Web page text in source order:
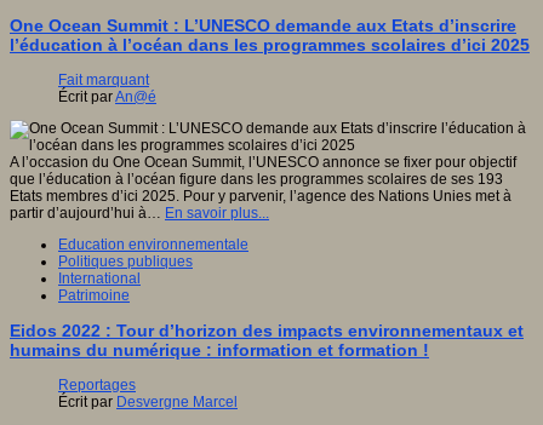
One Ocean Summit : L’UNESCO demande aux Etats d’inscrire
l’éducation à l’océan dans les programmes scolaires d’ici 2025
Fait marquant
Écrit parAn@é
A l’occasion du One Ocean Summit, l’UNESCO annonce se fixer pour objectif
que l’éducation à l’océan figure dans les programmes scolaires de ses 193
Etats membres d’ici 2025. Pour y parvenir, l’agence des Nations Unies met à
partir d’aujourd’hui à… En savoir plus...
Education environnementale
Politiques publiques
International
Patrimoine
Eidos 2022 : Tour d’horizon des impacts environnementaux et
humains du numérique : information et formation !
Reportages
Écrit par Desvergne Marcel